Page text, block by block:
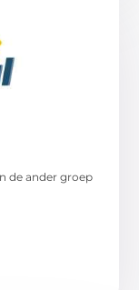
de ander groep